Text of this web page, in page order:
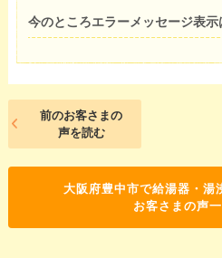
今のところエラーメッセージ表示
前のお客さまの
声を読む
大阪府豊中市で給湯器・湯
お客さまの声